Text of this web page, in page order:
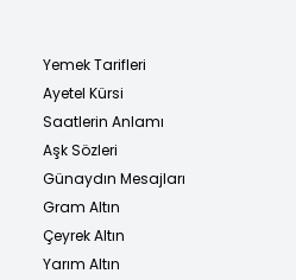
Yemek Tarifleri
Ayetel Kürsi
Saatlerin Anlamı
Aşk Sözleri
Günaydın Mesajları
Gram Altın
Çeyrek Altın
Yarım Altın